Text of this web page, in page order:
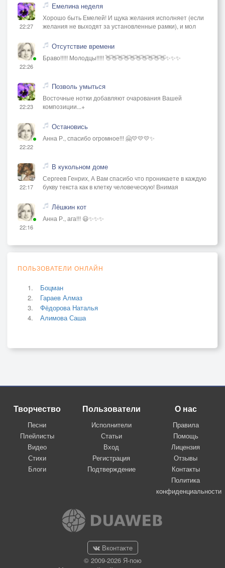
22:27
Емелина неделя
Хорошо быть Емелей! И щука желания исполняет (если
желания не выходят за установленные рамки), и мол
22:26
Отсутствие времени
Браво!!!!! Молодцы!!!!! 👋👋👋👋👋👋👋👋👋👋✨✨✨
22:23
Позволь умыться
Восточные нотки добавляют очарования Вашей
композиции...+
22:22
Остановись
Анна Р., спасибо огромное!!! 🤗💛💛💛✨
22:17
В кукольном доме
Сергеев Генрих, А Вам спасибо что проникаете в каждую
букву текста как в клетку человеческую! Внимая
22:16
Лёшкин кот
Анна Р., ага!!! 😃✨✨✨
ПОЛЬЗОВАТЕЛИ ОНЛАЙН
Боцман
Гараев Алмаз
Фёдорова Наталья
Алимова Саша
Творчество
Песни
Плейлисты
Видео
Стихи
Блоги
Пользователи
Исполнители
Статьи
Вход
Регистрация
Подтверждение
О нас
Правила
Помощь
Лицензия
Отзывы
Контакты
Политика
конфиденциальности
Вконтакте
© 2009-2026 Я-пою